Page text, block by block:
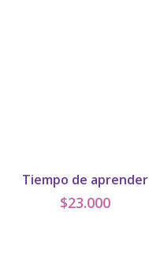
Tiempo de aprender
$23.000